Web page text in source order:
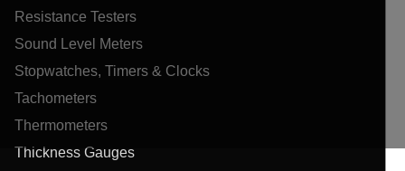
Resistance Testers
Sound Level Meters
Stopwatches, Timers & Clocks
Tachometers
Thermometers
Thickness Gauges